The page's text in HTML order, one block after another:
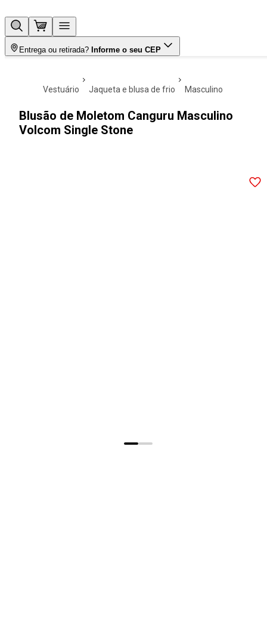
Entrega ou retirada? Informe o seu CEP
vestuário jaqueta e blusa de frio masculino
Blusão de Moletom Canguru Masculino
Volcom Single Stone